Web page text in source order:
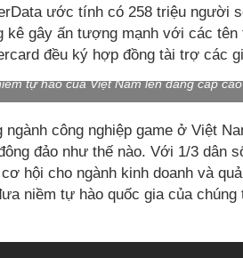
ước tính có 258 triệu người
gây ấn tượng mạnh với các tên
đều ký hợp đồng tài trợ các
tự hào của Việt Nam lên đẳng cấp
công nghiệp game ở Việt
đảo như thế nào. Với 1/3 dân
hội cho ngành kinh doanh và
niềm tự hào quốc gia của chúng